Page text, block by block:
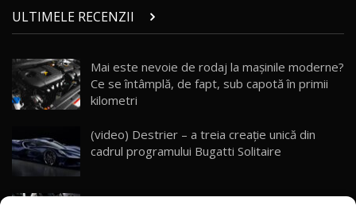
28
Noul Geely Monjaro 2025! Mai ieftin și mai
dotat / Test Drive AutoBlog.MD
29
ZEEKR 9X - PRIMUL TEST DRIVE ÎN ROMÂNĂ!
CUM SE CONDUCE?
33:40
30
Primele impresii despre BYD Seal U DM-i,
Sealion 7 și Seal 5 DM-i / Test Drive
ULTIMELE RECENZII
Mai este nevoie de rodaj la mașinile moderne?
Ce se întâmplă, de fapt, sub capotă în primii
kilometri
(video) Destrier – a treia creație unică din
cadrul programului Bugatti Solitaire
(video) SRT prezintă tehnologia eBoost Air